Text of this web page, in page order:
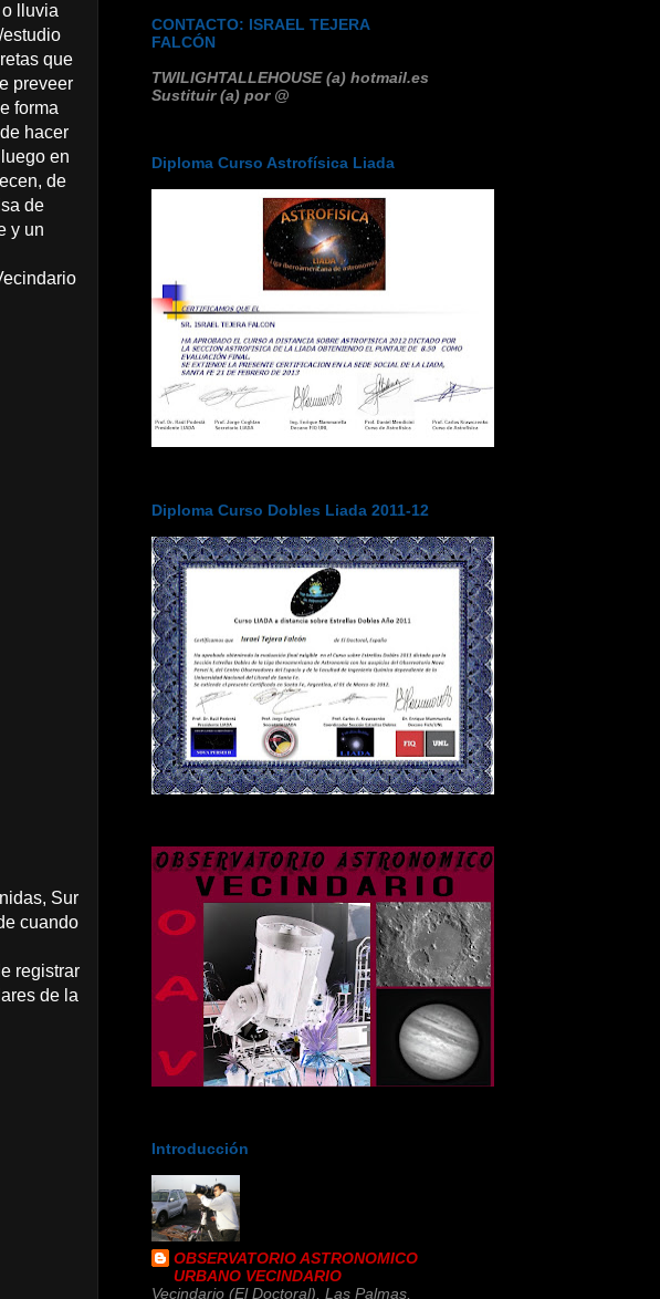
lluvia
que
preveer
forma
hacer
en
de
de
y un
Sur
cuando
registrar
de la
CONTACTO: ISRAEL TEJERA
FALCÓN
TWILIGHTALLEHOUSE (a) hotmail.es
Sustituir (a) por @
Diploma Curso Astrofísica Liada
Diploma Curso Dobles Liada 2011-12
Introducción
OBSERVATORIO ASTRONOMICO
URBANO VECINDARIO
Vecindario (El Doctoral), Las Palmas,